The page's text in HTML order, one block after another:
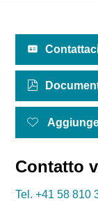
Contatto
Tel.+41 58 810